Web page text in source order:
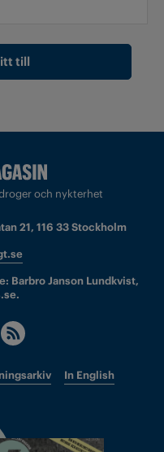
till
och nykterhet
21, 116 33 Stockholm
Barbro Janson Lundkvist,
In English